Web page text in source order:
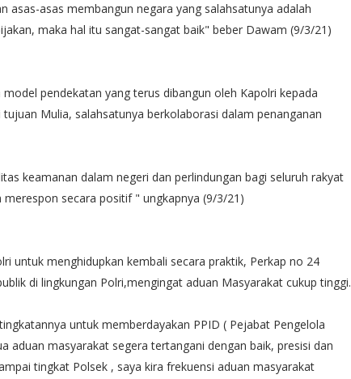
asas-asas membangun negara yang salahsatunya adalah
maka hal itu sangat-sangat baik" beber Dawam (9/3/21)
pendekatan yang terus dibangun oleh Kapolri kepada
Mulia, salahsatunya berkolaborasi dalam penanganan
keamanan dalam negeri dan perlindungan bagi seluruh rakyat
secara positif " ungkapnya (9/3/21)
untuk menghidupkan kembali secara praktik, Perkap no 24
di lingkungan Polri,mengingat aduan Masyarakat cukup tinggi.
untuk memberdayakan PPID ( Pejabat Pengelola
aduan masyarakat segera tertangani dengan baik, presisi dan
tingkat Polsek , saya kira frekuensi aduan masyarakat